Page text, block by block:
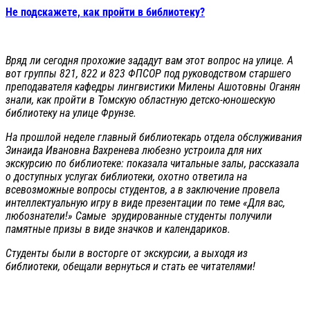
Не подскажете, как пройти в библиотеку?
Вряд ли сегодня прохожие зададут вам этот вопрос на улице. А
вот группы 821, 822 и 823 ФПСОР под руководством старшего
преподавателя кафедры лингвистики Милены Ашотовны Оганян
знали, как пройти в Томскую областную детско-юношескую
библиотеку на улице Фрунзе.
На прошлой неделе главный библиотекарь отдела обслуживания
Зинаида Ивановна Вахренева любезно устроила для них
экскурсию по библиотеке: показала читальные залы, рассказала
о доступных услугах библиотеки, охотно ответила на
всевозможные вопросы студентов, а в заключение провела
интеллектуальную игру в виде презентации по теме «Для вас,
любознатели!» Самые эрудированные студенты получили
памятные призы в виде значков и календариков.
Студенты были в восторге от экскурсии, а выходя из
библиотеки, обещали вернуться и стать ее читателями!